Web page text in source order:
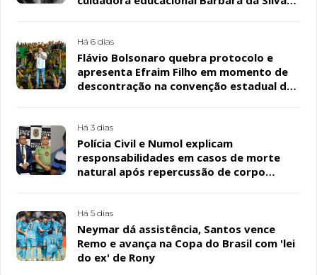
Há 6 dias
Flávio Bolsonaro quebra protocolo e
apresenta Efraim Filho em momento de
descontração na convenção estadual do
Há 3 dias
Polícia Civil e Numol explicam
responsabilidades em casos de morte
natural após repercussão de corpo
Há 5 dias
Neymar dá assistência, Santos vence
Remo e avança na Copa do Brasil com 'lei
do ex' de Rony